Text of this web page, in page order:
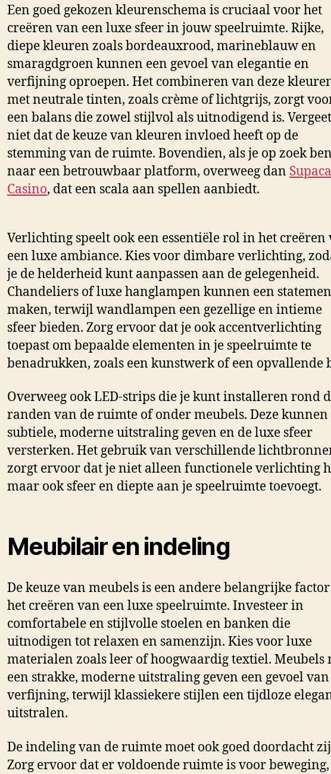
Een goed gekozen kleurenschema is cruciaal voor het
creëren van een luxe sfeer in jouw speelruimte. Rijke,
diepe kleuren zoals bordeauxrood, marineblauw en
smaragdgroen kunnen een gevoel van elegantie en
verfijning oproepen. Het combineren van deze
met neutrale tinten, zoals crème of lichtgrijs, zorgt
een balans die zowel stijlvol als uitnodigend is. Vergeet
niet dat de keuze van kleuren invloed heeft op de
stemming van de ruimte. Bovendien, als je op zoek
naar een betrouwbaar platform, overweeg dan
Casino, dat een scala aan spellen aanbiedt.
Verlichting speelt ook een essentiële rol in het creëren
een luxe ambiance. Kies voor dimbare verlichting,
je de helderheid kunt aanpassen aan de gelegenheid.
Chandeliers of luxe hanglampen kunnen een
maken, terwijl wandlampen een gezellige en intieme
sfeer bieden. Zorg ervoor dat je ook accentverlichting
toepast om bepaalde elementen in je speelruimte te
benadrukken, zoals een kunstwerk of een opvallende
Overweeg ook LED-strips die je kunt installeren rond
randen van de ruimte of onder meubels. Deze kunnen
subtiele, moderne uitstraling geven en de luxe sfeer
versterken. Het gebruik van verschillende
zorgt ervoor dat je niet alleen functionele verlichting
maar ook sfeer en diepte aan je speelruimte toevoegt.
Meubilair en indeling
De keuze van meubels is een andere belangrijke
het creëren van een luxe speelruimte. Investeer in
comfortabele en stijlvolle stoelen en banken die
uitnodigen tot relaxen en samenzijn. Kies voor luxe
materialen zoals leer of hoogwaardig textiel. Meubels
een strakke, moderne uitstraling geven een gevoel van
verfijning, terwijl klassiekere stijlen een tijdloze
uitstralen.
De indeling van de ruimte moet ook goed doordacht
Zorg ervoor dat er voldoende ruimte is voor beweging,